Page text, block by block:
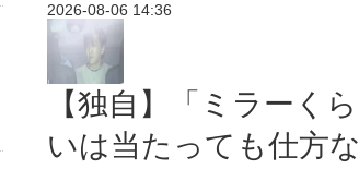
2026-08-06 14:36
【独自】「ミラーくら
いは当たっても仕方な